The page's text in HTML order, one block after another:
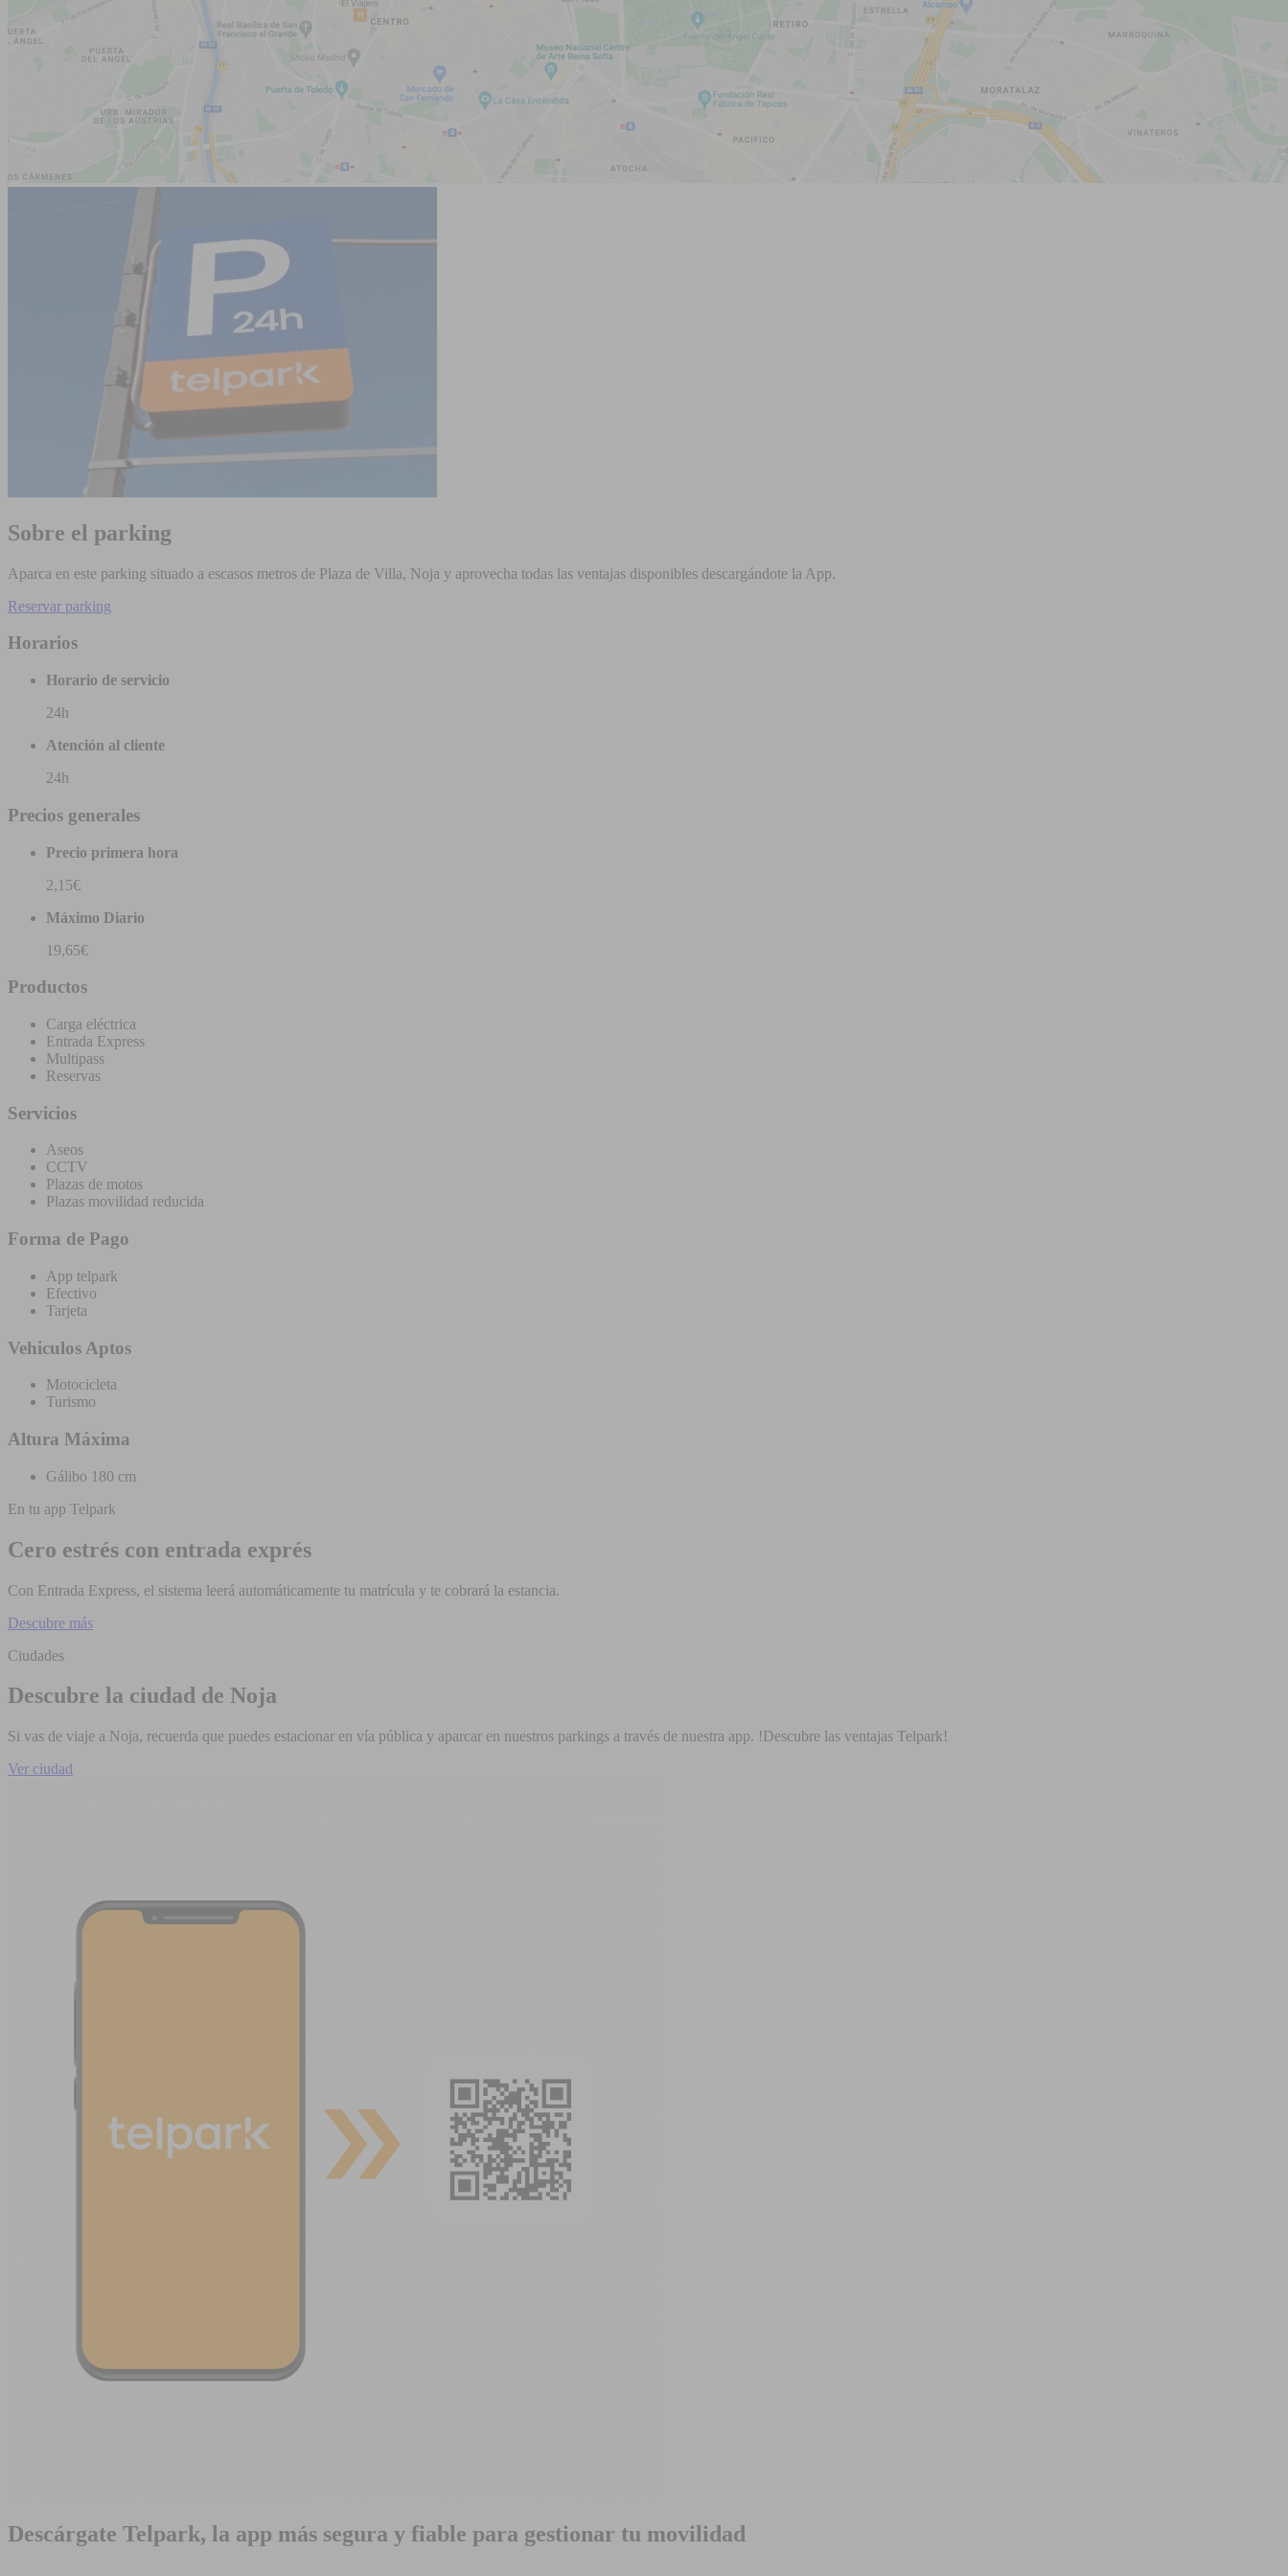
Sobre el parking
Aparca en este parking situado a escasos metros de Plaza de Villa, Noja y aprovecha todas las ventajas disponibles descargándote la App.
Reservar parking
Horarios
Horario de servicio
24h
Atención al cliente
24h
Precios generales
Precio primera hora
2,15€
Máximo Diario
19,65€
Productos
Carga eléctrica
Entrada Express
Multipass
Reservas
Servicios
Aseos
CCTV
Plazas de motos
Plazas movilidad reducida
Forma de Pago
App telpark
Efectivo
Tarjeta
Vehiculos Aptos
Motocicleta
Turismo
Altura Máxima
Gálibo 180 cm
En tu app Telpark
Cero estrés con entrada exprés
Con Entrada Express, el sistema leerá automáticamente tu matrícula y te cobrará la estancia.
Descubre más
Ciudades
Descubre la ciudad de Noja
Si vas de viaje a Noja, recuerda que puedes estacionar en vía pública y aparcar en nuestros parkings a través de nuestra app. !Descubre las ventajas Telpark!
Ver ciudad
Descárgate Telpark, la app más segura y fiable para gestionar tu movilidad